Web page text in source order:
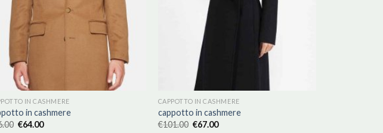
IN CASHMERE
in cashmere
€64.00
CAPPOTTO IN CASHMERE
cappotto in cashmere
€101.00 €67.00